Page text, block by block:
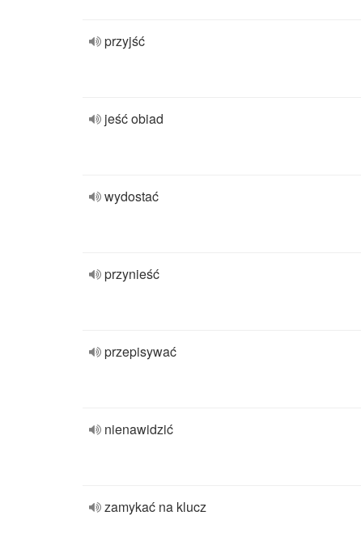
przyjść
jeść obiad
wydostać
przynieść
przepisywać
nienawidzić
zamykać na klucz